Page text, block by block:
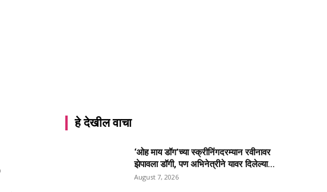
हे देखील वाचा
‘ओह माय डॉग’च्या स्क्रीनिंगदरम्यान रवीनावर
झेपावला डॉगी, पण अभिनेत्रीने यावर दिलेल्या...
August 7, 2026